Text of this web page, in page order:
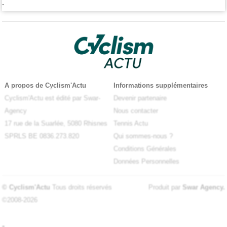
-
A propos de Cyclism'Actu
Cyclism'Actu est édité par Swar-
Agency
17 rue de la Suarlée, 5080 Rhisnes
SPRLS BE 0836.273.820
Informations supplémentaires
Devenir partenaire
Nous contacter
Tennis Actu
Qui sommes-nous ?
Conditions Générales
Données Personnelles
© Cyclism'Actu Tous droits réservés
©2008-2026
Produit par Swar Agency.